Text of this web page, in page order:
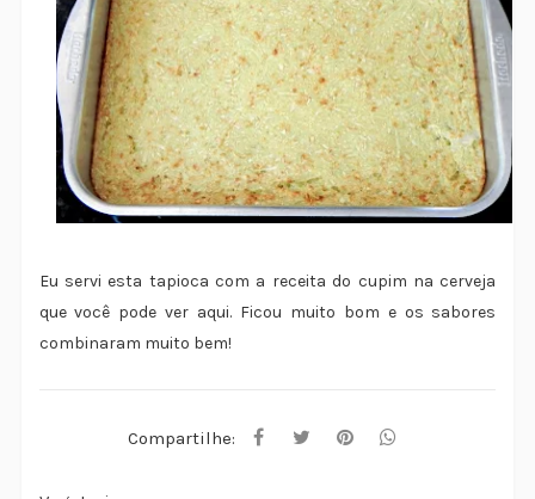
Eu servi esta tapioca com a receita do cupim na cerveja
que você pode ver aqui. Ficou muito bom e os sabores
combinaram muito bem!
Compartilhe: